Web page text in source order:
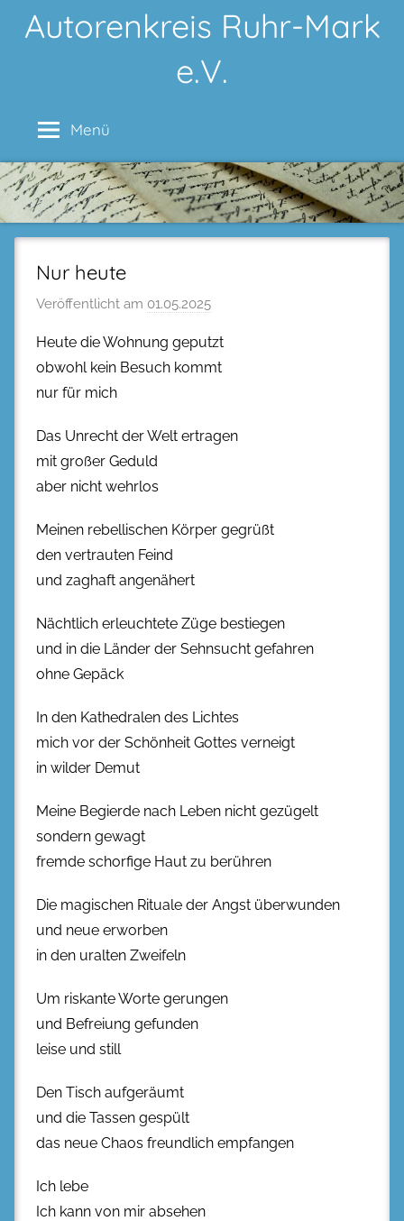
InhaltAutorenkreis Ruhr-Mark
e.V.
Menü
Nur heute
Veröffentlicht am 01.05.2025
Heute die Wohnung geputzt
obwohl kein Besuch kommt
nur für mich
Das Unrecht der Welt ertragen
mit großer Geduld
aber nicht wehrlos
Meinen rebellischen Körper gegrüßt
den vertrauten Feind
und zaghaft angenähert
Nächtlich erleuchtete Züge bestiegen
und in die Länder der Sehnsucht gefahren
ohne Gepäck
In den Kathedralen des Lichtes
mich vor der Schönheit Gottes verneigt
in wilder Demut
Meine Begierde nach Leben nicht gezügelt
sondern gewagt
fremde schorfige Haut zu berühren
Die magischen Rituale der Angst überwunden
und neue erworben
in den uralten Zweifeln
Um riskante Worte gerungen
und Befreiung gefunden
leise und still
Den Tisch aufgeräumt
und die Tassen gespült
das neue Chaos freundlich empfangen
Ich lebe
Ich kann von mir absehen